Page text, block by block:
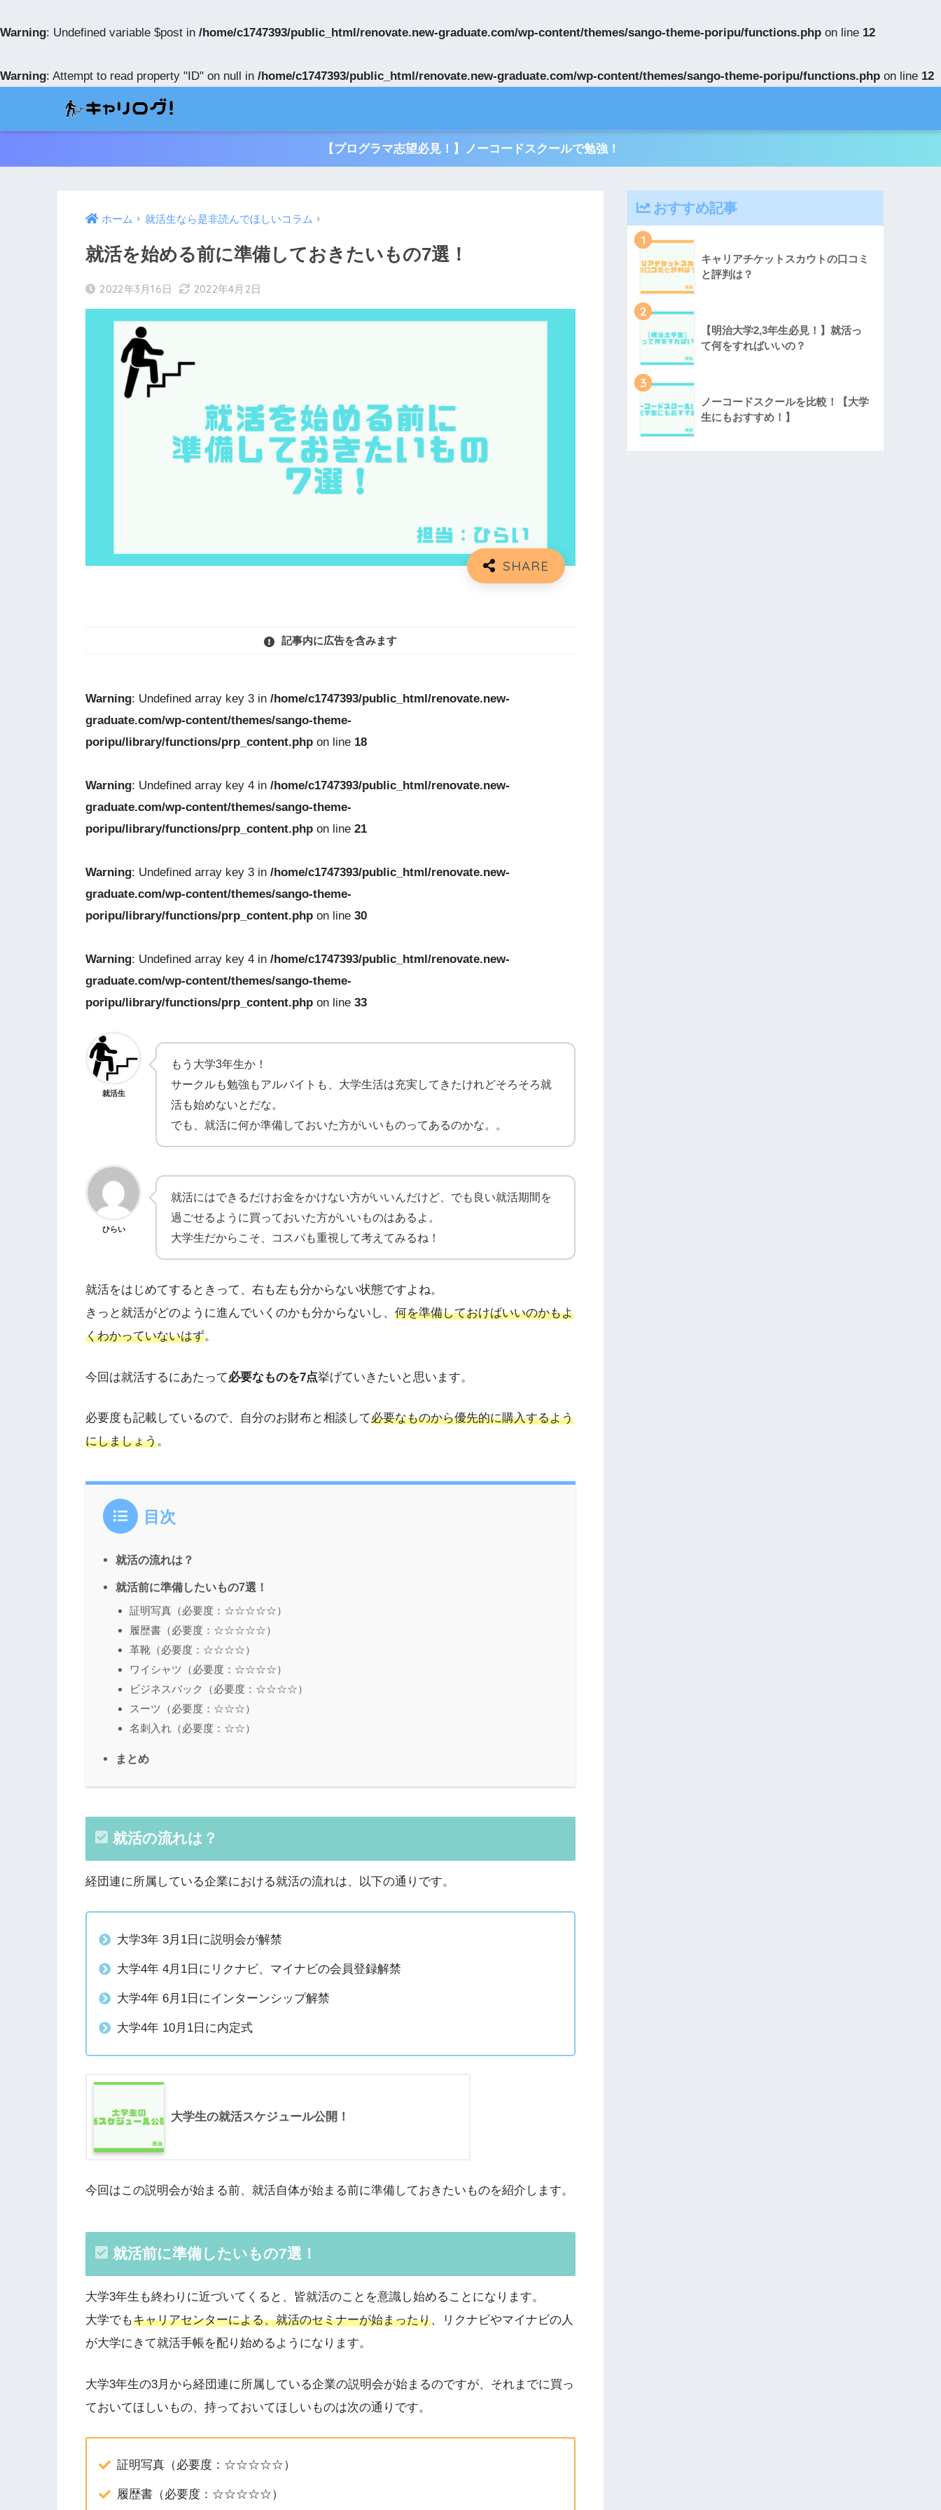
Warning: Undefined variable $post in /home/c1747393/public_html/renovate.new-graduate.com/wp-content/themes/sango-theme-poripu/functions.php on line 12
Warning: Attempt to read property "ID" on null in /home/c1747393/public_html/renovate.new-graduate.com/wp-content/themes/sango-theme-poripu/functions.php on line 12
【プログラマ志望必見！】ノーコードスクールで勉強！
ホーム 就活生なら是非読んでほしいコラム
就活を始める前に準備しておきたいもの7選！
2022年3月16日 2022年4月2日
記事内に広告を含みます
Warning: Undefined array key 3 in /home/c1747393/public_html/renovate.new-
graduate.com/wp-content/themes/sango-theme-
poripu/library/functions/prp_content.php on line 18
Warning: Undefined array key 4 in /home/c1747393/public_html/renovate.new-
graduate.com/wp-content/themes/sango-theme-
poripu/library/functions/prp_content.php on line 21
Warning: Undefined array key 3 in /home/c1747393/public_html/renovate.new-
graduate.com/wp-content/themes/sango-theme-
poripu/library/functions/prp_content.php on line 30
Warning: Undefined array key 4 in /home/c1747393/public_html/renovate.new-
graduate.com/wp-content/themes/sango-theme-
poripu/library/functions/prp_content.php on line 33
就活生
もう大学3年生か！
サークルも勉強もアルバイトも、大学生活は充実してきたけれどそろそろ就
活も始めないとだな。
でも、就活に何か準備しておいた方がいいものってあるのかな。。
ひらい
就活にはできるだけお金をかけない方がいいんだけど、でも良い就活期間を
過ごせるように買っておいた方がいいものはあるよ。
大学生だからこそ、コスパも重視して考えてみるね！
就活をはじめてするときって、右も左も分からない状態ですよね。
きっと就活がどのように進んでいくのかも分からないし、 何を準備しておけばいいのかもよ
くわかっていないはず。
今回は就活するにあたって必要なものを7点挙げていきたいと思います。
必要度も記載しているので、自分のお財布と相談して必要なものから優先的に購入するよう
にしましょう。
目次
就活の流れは？
就活前に準備したいもの7選！
証明写真（必要度：☆☆☆☆☆）
履歴書（必要度：☆☆☆☆☆）
革靴（必要度：☆☆☆☆）
ワイシャツ（必要度：☆☆☆☆）
ビジネスバック（必要度：☆☆☆☆）
スーツ（必要度：☆☆☆）
名刺入れ（必要度：☆☆）
まとめ
就活の流れは？
経団連に所属している企業における就活の流れは、以下の通りです。
大学3年 3月1日に説明会が解禁
大学4年 4月1日にリクナビ、マイナビの会員登録解禁
大学4年 6月1日にインターンシップ解禁
大学4年 10月1日に内定式
大学生の就活スケジュール公開！
今回はこの説明会が始まる前、就活自体が始まる前に準備しておきたいものを紹介します。
就活前に準備したいもの7選！
大学3年生も終わりに近づいてくると、皆就活のことを意識し始めることになります。
大学でもキャリアセンターによる、就活のセミナーが始まったり、リクナビやマイナビの人
が大学にきて就活手帳を配り始めるようになります。
大学3年生の3月から経団連に所属している企業の説明会が始まるのですが、それまでに買っ
ておいてほしいもの、持っておいてほしいものは次の通りです。
証明写真（必要度：☆☆☆☆☆）
履歴書（必要度：☆☆☆☆☆）
おすすめ記事
1
キャリアチケットスカウトの口コミ
と評判は？
2
【明治大学2,3年生必見！】就活っ
て何をすればいいの？
3
ノーコードスクールを比較！【大学
生にもおすすめ！】